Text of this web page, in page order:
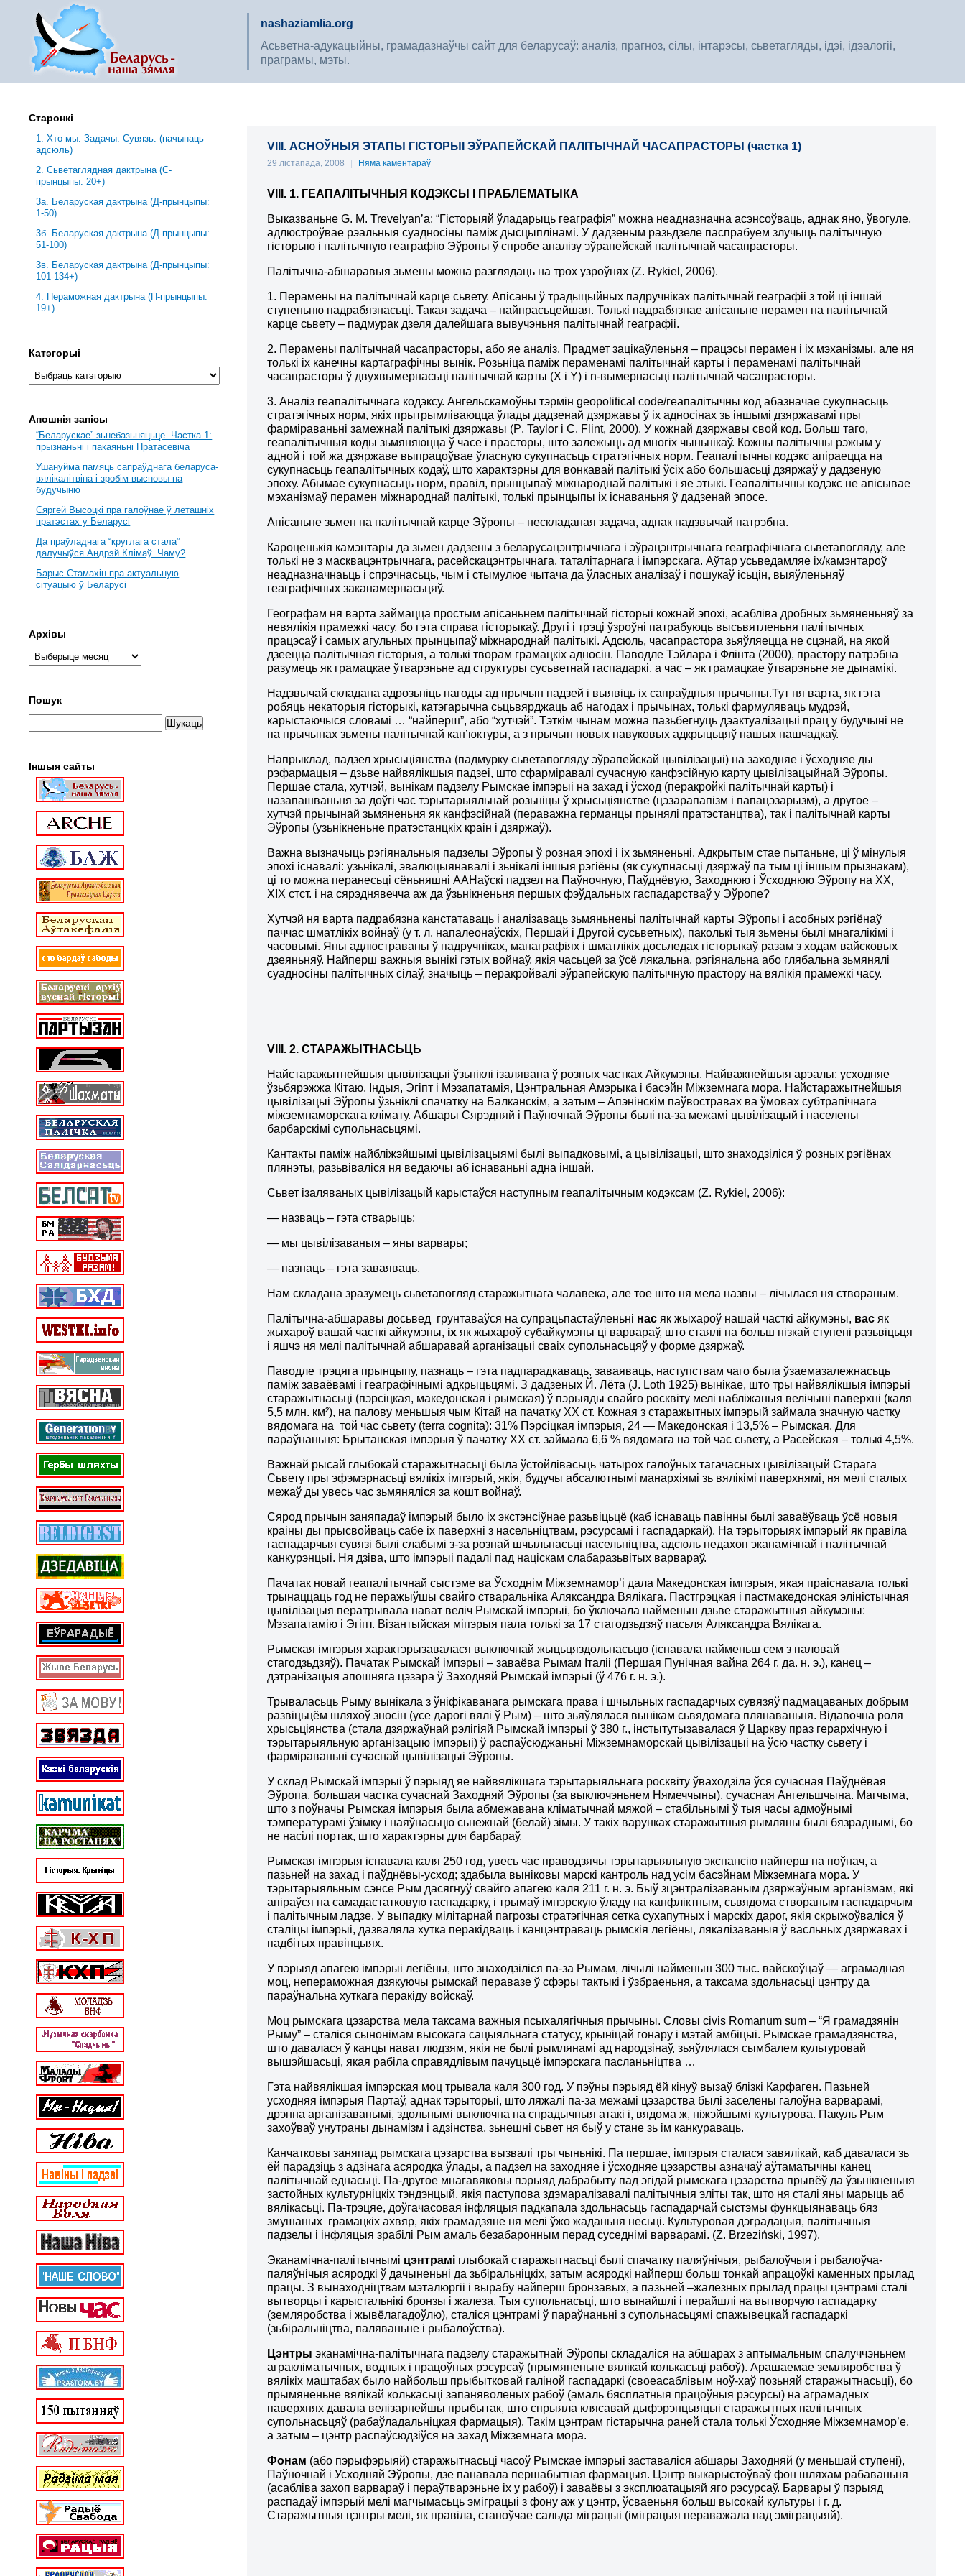
nashaziamlia.org
Асьветна-адукацыйны, грамадазнаўчы сайт для беларусаў: аналіз, прагноз, сілы, інтарэсы, сьветагляды, ідэі, ідэалогіі,
праграмы, мэты.
VIII. АСНОЎНЫЯ ЭТАПЫ ГІСТОРЫІ ЭЎРАПЕЙСКАЙ ПАЛІТЫЧНАЙ ЧАСАПРАСТОРЫ (частка 1)
29 лістапада, 2008 | Няма каментараў
VIII. 1. ГЕАПАЛІТЫЧНЫЯ КОДЭКСЫ І ПРАБЛЕМАТЫКА
ВыказваньнеG. M. Trevelyan’а: “Гісторыяй ўладарыць геаграфія” можна неадназначна асэнсоўваць, аднак яно, ўвогуле,
адлюстроўвае рэальныя суадносіны паміж дысцыплінамі. У дадзеным разьдзеле паспрабуем злучыць палітычную
гісторыю і палітычную геаграфію Эўропы ў спробе аналізу эўрапейскай палітычнай часапрасторы.
Палітычна-абшаравыя зьмены можна разглядаць на трох узроўнях (Z. Rykiel, 2006).
1. Перамены на палітычнай карце сьвету. Апісаны ў традыцыйных падручніках палітычнай геаграфіі з той ці іншай
ступеньню падрабязнасьці. Такая задача – найпрасьцейшая. Толькі падрабязнае апісаньне перамен на палітычнай
карце сьвету – падмурак дзеля далейшага вывучэньня палітычнай геаграфіі.
2. Перамены палітычнай часапрасторы, або яе аналіз. Прадмет зацікаўленьня – працэсы перамен і іх мэханізмы, але ня
толькі іх канечны картаграфічны вынік. Розьніца паміж пераменамі палітычнай карты і пераменамі палітычнай
часапрасторы ў двухвымернасьці палітычнай карты (Х іY) і n-вымернасьці палітычнай часапрасторы.
3. Аналіз геапалітычнага кодэксу. Ангельскамоўны тэрмінgeopolitical code/геапалітычны кодабазначае сукупнасьць
стратэгічных норм, якіх прытрымліваюцца ўлады дадзенай дзяржавы ў іх адносінах зь іншымі дзяржавамі пры
фарміраваньні замежнай палітыкі дзяржавы (P.Taylor i C. Flint, 2000). У кожнай дзяржавы свой код. Больш таго,
геапалітычныя коды зьмяняюцца ў часе і прасторы, што залежыць ад многіх чыньнікаў. Кожны палітычны рэжым у
адной і той жа дзяржаве выпрацоўвае ўласную сукупнасьць стратэгічных норм. Геапалітычны кодэкс апіраецца на
сукупнасьць геапалітычных кодаў, што характэрны для вонкавай палітыкі ўсіх або большасьці дзяржаў у дадзеную
эпоху. Абымае сукупнасьць норм, правіл, прынцыпаў міжнароднай палітыкі і яе этыкі. Геапалітычны кодэкс не апісывае
мэханізмаў перамен міжнароднай палітыкі, толькі прынцыпы іх існаваньня ў дадзенай эпосе.
Апісаньне зьмен на палітычнай карце Эўропы – нескладаная задача, аднак надзвычай патрэбна.
Кароценькія камэнтары да зьмен дадзены з беларусацэнтрычнага і эўрацэнтрычнага геаграфічнага сьветапогляду, але
толькі не з масквацэнтрычнага, расейскацэнтрычнага, таталітарнага і імпэрскага. Аўтар усьведамляе іх/камэнтароў
неадназначнаьць і спрэчнасьць, чым і стымулюе чытача да ўласных аналізаў і пошукаў ісьцін, выяўленьняў
геаграфічных заканамернасьцяў.
Географам ня варта займацца простым апісаньнем палітычнай гісторыі кожнай эпохі, асабліва дробных зьмяненьняў за
невялікія прамежкі часу, бо гэта справа гісторыкаў. Другі і трэці ўзроўні патрабуюць высьвятленьня палітычных
працэсаў і самых агульных прынцыпаў міжнароднай палітыкі. Адсюль, часапрастора зьяўляецца не сцэнай, на якой
дзеецца палітычная гісторыя, а толькі творам грамацкіх адносін. Паводле Тэйлара і Флінта (2000), прастору патрэбна
разумець як грамацкае ўтварэньне ад структуры сусьветнай гаспадаркі, а час – як грамацкае ўтварэньне яе дынамікі.
Надзвычай складана адрозьніць нагоды ад прычын падзей і выявіць іх сапраўдныя прычыны.Тут ня варта, як гэта
робяць некаторыя гісторыкі, катэгарычна сьцьвярджаць аб нагодах і прычынах, толькі фармуляваць мудрэй,
карыстаючыся словамі … “найперш”, або “хутчэй”. Тэткім чынам можна пазьбегнуць дэактуалізацыі прац у будучыні не
па прычынах зьмены палітычнай кан’юктуры, а з прычын новых навуковых адкрыцьцяў нашых нашчадкаў.
Напрыклад, падзел хрысьціянства (падмурку сьветапогляду эўрапейскай цывілізацыі) на заходняе і ўсходняе ды
рэфармацыя – дзьве найвялікшыя падзеі, што сфарміравалі сучасную канфэсійную карту цывілізацыйнай Эўропы.
Першае стала, хутчэй, вынікам падзелу Рымскае імпэрыі на захад і ўсход (перакройкі палітычнай карты) і
назапашваньня за доўгі час тэрытарыяльнай розьніцы ў хрысьціянстве (цэзарапапізм і папацэзарызм), а другое –
хутчэй прычынай зьмяненьня як канфэсійнай (пераважна германцы прынялі пратэстанцтва), так і палітычнай карты
Эўропы (узьнікненьне пратэстанцкіх краін і дзяржаў).
Важна вызначыць рэгіянальныя падзелы Эўропы ў розная эпохі і іх зьмяненьні. Адкрытым стае пытаньне, ці ў мінулыя
эпохі існавалі: узьнікалі, эвалюцыянавалі і зьнікалі іншыя рэгіёны (як сукупнасьці дзяржаў па тым ці іншым прызнакам),
ці то можна перанесьці сёньняшні ААНаўскі падзел на Паўночную, Паўднёвую, Заходнюю і Ўсходнюю Эўропу на ХХ,
ХІХ стст. і на сярэднявечча аж да ўзьнікненьня першых фэўдальных гаспадарстваў у Эўропе?
Хутчэй ня варта падрабязна канстатаваць і аналізаваць зьмяньненьі палітычнай карты Эўропы і асобных рэгіёнаў
паччас шматлікіх войнаў (у т. л. напалеонаўскіх, Першай і Другой сусьветных), паколькі тыя зьмены былі мнагалікімі і
часовымі. Яны адлюстраваны ў падручніках, манаграфіях і шматлікіх досьледах гісторыкаў разам з ходам вайсковых
дзеяньняў. Найперш важныя вынікі гэтых войнаў, якія часьцей за ўсё лякальна, рэгіянальна або глябальна зьмянялі
суадносіны палітычных сілаў, значыць – перакройвалі эўрапейскую палітычную прастору на вялікія прамежкі часу.
VIII. 2. СТАРАЖЫТНАСЬЦЬ
Найстаражытнейшыя цывілізацыі ўзьніклі ізалявана ў розных частках Айкумэны. Найважнейшыя арэалы: усходняе
ўзьбярэжжа Кітаю, Індыя, Эгіпт і Мэзапатамія, Цэнтральная Амэрыка і басэйн Міжземнага мора. Найстаражытнейшыя
цывілізацыі Эўропы ўзьніклі спачатку на Балканскім, а затым – Апэнінскім паўвостравах ва ўмовах субтрапічнага
міжземнаморскага клімату. Абшары Сярэдняй і Паўночнай Эўропы былі па-за межамі цывілізацый і населены
барбарскімі супольнасьцямі.
Кантакты паміж найбліжэйшымі цывілізацыямі былі выпадковымі, а цывілізацыі, што знаходзіліся ў розных рэгіёнах
плянэты, разьвіваліся ня ведаючы аб існаваньні адна іншай.
Сьвет ізаляваных цывілізацый карыстаўся наступным геапалітычным кодэксам (Z. Rykiel , 2006):
— назваць – гэта стварыць;
— мы цывілізаваныя – яны варвары;
— пазнаць – гэта заваяваць.
Нам складана зразумець сьветапогляд старажытнага чалавека, але тое што ня мела назвы – лічылася ня створаным.
Палітычна-абшаравы досьвед грунтаваўся на супрацьпастаўленьні нас як жыхароў нашай часткі айкумэны, вас як
жыхароў вашай часткі айкумэны, іх як жыхароў субайкумэны ці варвараў, што стаялі на больш нізкай ступені разьвіцьця
і яшчэ ня мелі палітычнай абшаравай арганізацыі сваіх супольнасьцяў у форме дзяржаў.
Паводле трэцяга прынцыпу, пазнаць – гэта падпарадкаваць, заваяваць, наступствам чаго была ўзаемазалежнасьць
паміж заваёвамі і геаграфічнымі адкрыцьцямі. З дадзеных Й. Лёта (J. Loth 1925) вынікае, што тры найвялікшыя імпэрыі
старажытнасьці (пэрсіцкая, македонская і рымская) ў пэрыяды свайго росквіту мелі набліжаныя велічыні паверхні (каля
5,5 млн. км²), на палову меньшыя чым Кітай на пачатку ХХ ст. Кожная з старажытных імпэрый займала значную частку
вядомага на той час сьвету (terra cognita): 31% Пэрсіцкая імпэрыя, 24 — Македонская і 13,5% – Рымская. Для
параўнаньня: Брытанская імпэрыя ў пачатку ХХ ст. займала 6,6 % вядомага на той час сьвету, а Расейская – толькі 4,5%.
Важнай рысай глыбокай старажытнасьці была ўстойлівасьць чатырох галоўных тагачасных цывілізацый Старага
Сьвету пры эфэмэрнасьці вялікіх імпэрый, якія, будучы абсалютнымі манархіямі зь вялікімі паверхнямі, ня мелі сталых
межаў ды увесь час зьмяняліся за кошт войнаў.
Сярод прычын заняпадаў імпэрый было іх экстэнсіўнае разьвіцьцё (каб існаваць павінны былі заваёўваць ўсё новыя
краіны ды прысвойваць сабе іх паверхні з насельніцтвам, рэсурсамі і гаспадаркай). На тэрыторыях імпэрый як правіла
гаспадарчыя сувязі былі слабымі з-за рознай шчыльнасьці насельніцтва, адсюль недахоп эканамічнай і палітычнай
канкурэнцыі. Ня дзіва, што імпэрыі падалі пад націскам слабаразьвітых варвараў.
Пачатак новай геапалітычнай сыстэме ва Ўсходнім Міжземнамор’і дала Македонская імпэрыя, якая праіснавала толькі
трынаццаць год не перажыўшы свайго стваральніка Аляксандра Вялікага. Пастгрэцкая і пастмакедонская эліністычная
цывілізацыя ператрывала нават веліч Рымскай імпэрыі, бо ўключала найменьш дзьве старажытныя айкумэны:
Мэзапатамію і Эгіпт. Візантыйская міпэрыя пала толькі за 17 стагодзьдзяў пасьля Аляксандра Вялікага.
Рымская імпэрыя характэрызавалася выключнай жыцьцяздольнасьцю (існавала найменьш сем з паловай
стагодзьдзяў). Пачатак Рымскай імпэрыі – заваёва Рымам Італіі (Першая Пунічная вайна 264 г. да. н. э.), канец –
дэтранізацыя апошняга цэзара ў Заходняй Рымскай імпэрыі (ў 476 г. н. э.).
Трываласьць Рыму вынікала з ўніфікаванага рымскага права і шчыльных гаспадарчых сувязяў падмацаваных добрым
развіцьцём шляхоў зносін (усе дарогі вялі ў Рым) – што зьяўлялася вынікам сьвядомага плянаваньня. Відавочна роля
хрысьціянства (стала дзяржаўнай рэлігіяй Рымскай імпэрыі ў 380 г., інстытутызавалася ў Царкву праз герархічную і
тэрытарыяльную арганізацыю імпэрыі) ў распаўсюджаньні Міжземнаморскай цывілізацыі на ўсю частку сьвету і
фарміраваньні сучаснай цывілізацыі Эўропы.
У склад Рымскай імпэрыі ў пэрыяд яе найвялікшага тэрытарыяльнага росквіту ўваходзіла ўся сучасная Паўднёвая
Эўропа, большая частка сучаснай Заходняй Эўропы (за выключэньнем Нямеччыны), сучасная Ангельшчына. Магчыма,
што з поўначы Рымская імпэрыя была абмежавана кліматычнай мяжой – стабільнымі ў тыя часы адмоўнымі
тэмпературамі ўзімку і наяўнасьцю сьнежнай (белай) зімы. У такіх варунках старажытныя рымляны былі бязраднымі, бо
не насілі портак, што характэрны для барбараў.
Рымская імпэрыя існавала каля 250 год, увесь час праводзячы тэрытарыяльную экспансію найперш на поўнач, а
пазьней на захад і паўднёвы-усход; здабыла выніковы марскі кантроль над усім басэйнам Міжземнага мора. У
тэрытарыяльным сэнсе Рым дасягнуў свайго апагею каля 211 г. н. э. Быў зцэнтралізаваным дзяржаўным арганізмам, які
апіраўся на самадастатковую гаспадарку, і трымаў імпэрскую ўладу на канфліктным, сьвядома створаным гаспадарчым
і палітычным ладзе. У выпадку мілітарнай пагрозы стратэгічная сетка сухапутных і марскіх дарог, якія скрыжоўваліся ў
сталіцы імпэрыі, дазваляла хутка перакідваць і канцэнтраваць рымскія легіёны, лякалізаваныя ў васльных дзяржавах і
падбітых правінцыях.
У пэрыяд апагею імпэрыі легіёны, што знаходзіліся па-за Рымам, лічылі найменьш 300 тыс. вайскоўцаў — аграмадная
моц, непераможная дзякуючы рымскай перавазе ў сфэры тактыкі і ўзбраеньня, а таксама здольнасьці цэнтру да
параўнальна хуткага перакіду войскаў.
Моц рымскага цэзарства мела таксама важныя псыхалягічныя прычыны. Словыcivis Romanum sum – “Я грамадзянін
Рыму” – сталіся сынонімам высокага сацыяльнага статусу, крыніцай гонару і мэтай амбіцыі. Рымскае грамадзянства,
што давалася ў канцы нават людзям, якія не былі рымлянамі ад народзінаў, зьяўлялася сымбалем культуровай
вышэйшасьці, якая рабіла справядлівым пачуцьцё імпэрскага пасланьніцтва …
Гэта найвялікшая імпэрская моц трывала каля 300 год. У пэўны пэрыяд ёй кінуў вызаў блізкі Карфаген. Пазьней
усходняя імпэрыя Партаў, аднак тэрыторыі, што ляжалі па-за межамі цэзарства былі заселены галоўна варварамі,
дрэнна арганізаванымі, здольнымі выключна на спрадычныя атакі і, вядома ж, ніжэйшымі культурова. Пакуль Рым
захоўваў унутраны дынамізм і адзінства, зьнешні сьвет ня быў у стане зь ім канкураваць.
Канчатковы заняпад рымскага цэзарства вызвалі тры чыньнікі. Па першае, імпэрыя сталася завялікай, каб давалася зь
ёй парадзіць з адзінага асяродка ўлады, а падзел на заходняе і ўсходняе цэзарствы азначаў аўтаматычны канец
палітычнай еднасьці. Па-другое мнагавяковы пэрыяд дабрабыту пад эгідай рымскага цэзарства прывёў да ўзьнікненьня
застойных культурніцкіх тэндэнцый, якія паступова здэмаралізавалі палітычныя эліты так, што ня сталі яны марыць аб
вялікасьці. Па-трэцяе, доўгачасовая інфляцыя падкапала здольнасьць гаспадарчай сыстэмы функцыянаваць бяз
змушаных грамацкіх ахвяр, якіх грамадзяне ня мелі ўжо жаданьня несьці. Культуровая дэградацыя, палітычныя
падзелы і інфляцыя зрабілі Рым амаль безабаронным перад суседнімі варварамі. (Z. Brzeziński, 1997).
Эканамічна-палітычнымі цэнтрамі глыбокай старажытнасьці былі спачатку паляўнічыя, рыбалоўчыя і рыбалоўча-
паляўнічыя асяродкі ў дачыненьні да зьбіральніцкіх, затым асяродкі найперш больш тонкай апрацоўкі каменных прылад
працы. З вынаходніцтвам мэталюргіі і вырабу найперш бронзавых, а пазьней –жалезных прылад працы цэнтрамі сталі
вытворцы і карыстальнікі бронзы і жалеза. Тыя супольнасьці, што вынайшлі і перайшлі на вытворчую гаспадарку
(земляробства і жывёлагадоўлю), сталіся цэнтрамі ў параўнаньні з супольнасьцямі спажывецкай гаспадаркі
(зьбіральніцтва, паляваньне і рыбалоўства).
Цэнтры эканамічна-палітычнага падзелу старажытнай Эўропы складаліся на абшарах з аптымальным спалуччэньнем
агракліматычных, водных і працоўных рэсурсаў (прымяненьне вялікай колькасьці рабоў). Арашаемае земляробства ў
вялікіх маштабах было найбольш прыбытковай галіной гаспадаркі (своеасаблівым ноў-хаў позьняй старажытнасьці), бо
прымяненьне вялікай колькасьці запаняволеных рабоў (амаль бясплатныя працоўныя рэсурсы) на аграмадных
паверхнях давала велізарнейшы прыбытак, што спрыяла клясавай дыфэрэнцыяцыі старажытных палітычных
супольнасьцяў (рабаўладальніцкая фармацыя). Такім цэнтрам гістарычна раней стала толькі Ўсходняе Міжземнамор’е,
а затым – цэнтр распаўсюдзіўся на захад Міжземнага мора.
Фонам (або пэрыфэрыяй) старажытнасьці часоў Рымскае імпэрыі заставаліся абшары Заходняй (у меньшай ступені),
Паўночнай і Усходняй Эўропы, дзе панавала першабытная фармацыя. Цэнтр выкарыстоўваў фон шляхам рабаваньня
(асабліва захоп варвараў і пераўтварэньне іх у рабоў) і заваёвы з эксплюатацыяй яго рэсурсаў. Барвары ў пэрыяд
распадаў імпэрый мелі магчымасьць эміграцыі з фону аж у цэнтр, ўсваеньня больш высокай культуры і г. д.
Старажытныя цэнтры мелі, як правіла, станоўчае сальда міграцыі (іміграцыя пераважала над эміграцыяй).
Старонкі
1. Хто мы. Задачы. Сувязь. (пачынаць
адсюль)
2. Сьветаглядная дактрына (С-
прынцыпы: 20+)
3a. Беларуская дактрына (Д-прынцыпы:
1-50)
3б. Беларуская дактрына (Д-прынцыпы:
51-100)
3в. Беларуская дактрына (Д-прынцыпы:
101-134+)
4. Пераможная дактрына (П-прынцыпы:
19+)
Катэгорыі
Апошнія запісы
“Беларускае” зьнебазьняцьце. Частка 1:
прызнаньні і пакаяньні Пратасевіча
Ушануйма памяць сапраўднага беларуса-
вялікалітвіна і зробім высновы на
будучыню
Сяргей Высоцкі пра галоўнае ў леташніх
пратэстах у Беларусі
Да праўладнага “круглага стала”
далучыўся Андрэй Клімаў. Чаму?
Барыс Стамахін пра актуальную
сітуацыю ў Беларусі
Архівы
Пошук
Іншыя сайты